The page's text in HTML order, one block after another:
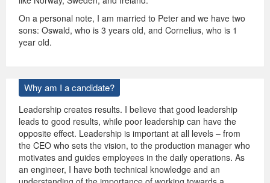
On a personal note, I am married to Peter and we have two
sons: Oswald, who is 3 years old, and Cornelius, who is 1
year old.
Why am I a candidate?
Leadership creates results. I believe that good leadership
leads to good results, while poor leadership can have the
opposite effect. Leadership is important at all levels – from
the CEO who sets the vision, to the production manager who
motivates and guides employees in the daily operations. As
an engineer, I have both technical knowledge and an